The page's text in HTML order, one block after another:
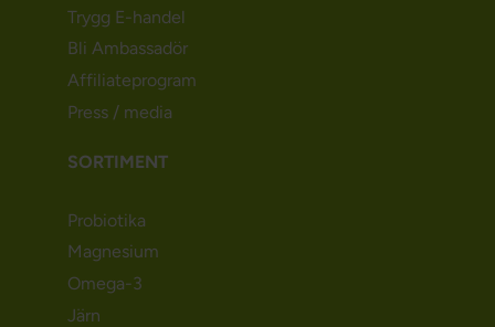
Trygg E-handel
Bli Ambassadör
Affiliateprogram
Press / media
SORTIMENT
Probiotika
Magnesium
Omega-3
Järn